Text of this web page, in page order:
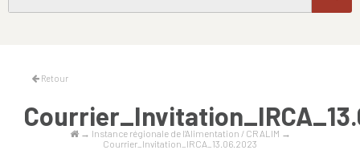
Retour
→ Instance régionale de l’Alimentation / CRALIM →
Courrier_Invitation_IRCA_13.06.2023